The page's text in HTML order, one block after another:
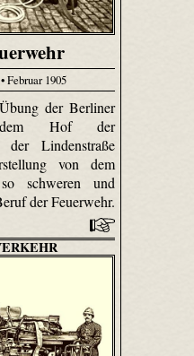
Februar 1905
der Berliner
Hof der
der Lindenstraße
von dem
schweren und
der Feuerwehr.